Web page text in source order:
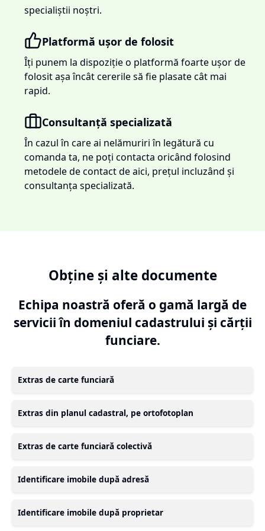
specialiștii noștri.
Platformă ușor de folosit
Îți punem la dispoziție o platformă foarte ușor de
folosit așa încât cererile să fie plasate cât mai
rapid.
Consultanță specializată
În cazul în care ai nelămuriri în legătură cu
comanda ta, ne poți contacta oricând folosind
metodele de contact de aici, prețul incluzând și
consultanța specializată.
Obține și alte documente
Echipa noastră oferă o gamă largă de
servicii în domeniul cadastrului și cărții
funciare.
Extras de carte funciară
Extras din planul cadastral, pe ortofotoplan
Extras de carte funciară colectivă
Identificare imobile după adresă
Identificare imobile după proprietar